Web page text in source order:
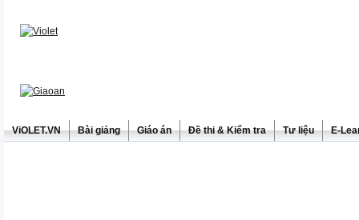
ViOLET.VN Bài giảng Giáo án Đề thi & Kiểm tra Tư liệu E-